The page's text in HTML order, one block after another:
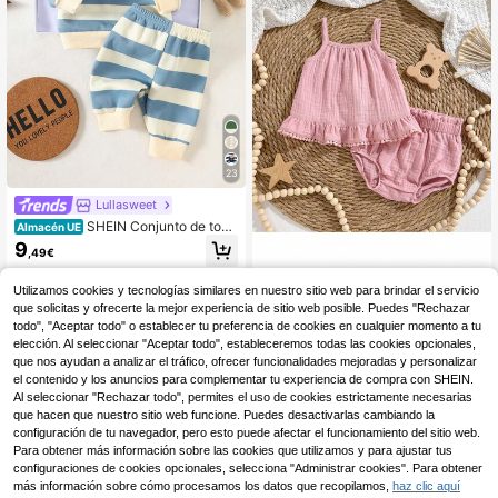
23
Lullasweet
Almacén UE SHEIN Conjunto de top
y pantalones con estampado de os
o de peluche a rayas azul y blanco
para bebé recién nacido varón, lind
o, de moda, casual, de cuello redon
do, manga larga, para combinar en f
amilia, otoño
9,49€
Loomiva
Almacén UE Loomiva Conjunto de 2
piezas para recién nacida con top d
e tirantes de unicolor y pantalones
cortos de cintura elástica
(100+)
8,49€
Utilizamos cookies y tecnologías similares en nuestro sitio web para brindar el servicio
que solicitas y ofrecerte la mejor experiencia de sitio web posible. Puedes "Rechazar
todo", "Aceptar todo" o establecer tu preferencia de cookies en cualquier momento a tu
elección. Al seleccionar "Aceptar todo", estableceremos todas las cookies opcionales,
que nos ayudan a analizar el tráfico, ofrecer funcionalidades mejoradas y personalizar
el contenido y los anuncios para complementar tu experiencia de compra con SHEIN.
Al seleccionar "Rechazar todo", permites el uso de cookies estrictamente necesarias
que hacen que nuestro sitio web funcione. Puedes desactivarlas cambiando la
configuración de tu navegador, pero esto puede afectar el funcionamiento del sitio web.
Para obtener más información sobre las cookies que utilizamos y para ajustar tus
configuraciones de cookies opcionales, selecciona "Administrar cookies". Para obtener
más información sobre cómo procesamos los datos que recopilamos, haz clic aquí